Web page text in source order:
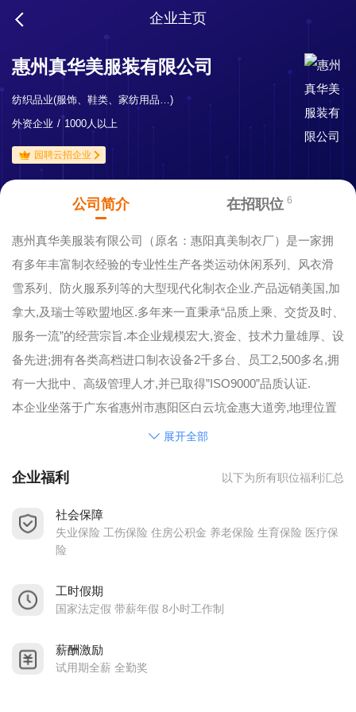
企业主页
惠州真华美服装有限公司
纺织品业(服饰、鞋类、家纺用品…)
外资企业
1000人以上
园聘云招企业
公司简介 在招职位 6
惠州真华美服装有限公司（原名：惠阳真美制衣厂）是一家拥
有多年丰富制衣经验的专业性生产各类运动休闲系列、风衣滑
雪系列、防火服系列等的大型现代化制衣企业.产品远销美国,加
拿大,及瑞士等欧盟地区.多年来一直秉承“品质上乘、交货及时、
服务一流”的经营宗旨.本企业规模宏大,资金、技术力量雄厚、设
备先进;拥有各类高档进口制衣设备2千多台、员工2,500多名,拥
有一大批中、高级管理人才,并已取得”ISO9000”品质认证.
本企业坐落于广东省惠州市惠阳区白云坑金惠大道旁,地理位置
十分优越,交通十分便利. 厂区占地面积5万多平方米,生产车间安
处绿树成荫﹑花繁叶茂; 彩色灯光喷泉相映成辉.是一座美丽的花
热水管可随时供应热水;各类福利康乐设施齐备: 包括有图书馆﹑
娱乐室(台球/乒乓球/卡拉ok)﹑员工超市; 成片草皮绿地和中心花
大员工提供了一个尽善尽美﹑舒适宜人的工作和生活环境.
高薪聘请:
展开全部
企业福利 以下为所有职位福利汇总
社会保障
失业保险 工伤保险 住房公积金 养老保险 生育保险 医疗保
险
工时假期
国家法定假 带薪年假 8小时工作制
薪酬激励
试用期全薪 全勤奖